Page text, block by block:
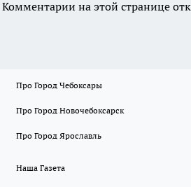
Комментарии на этой странице
Про Город Чебоксары
Про Город Новочебоксарск
Про Город Ярославль
Наша Газета